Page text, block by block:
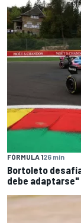
FÓRMULA 126 min
Bortoleto
debe adaptarse"